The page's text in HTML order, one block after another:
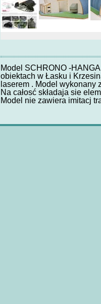
Model SCHRONO -
obiektach w Łasku i
laserem . Model wykonany
Na całosć składaja sie
Model nie zawiera imitacj